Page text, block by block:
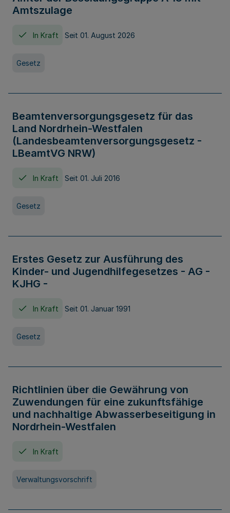
Amtszulage
In Kraft Seit 01. August 2026
Gesetz
Beamtenversorgungsgesetz für das
Land Nordrhein-Westfalen
(Landesbeamtenversorgungsgesetz -
LBeamtVG NRW)
In Kraft Seit 01. Juli 2016
Gesetz
Erstes Gesetz zur Ausführung des
Kinder- und Jugendhilfegesetzes - AG -
KJHG -
In Kraft Seit 01. Januar 1991
Gesetz
Richtlinien über die Gewährung von
Zuwendungen für eine zukunftsfähige
und nachhaltige Abwasserbeseitigung in
Nordrhein-Westfalen
In Kraft
Verwaltungsvorschrift